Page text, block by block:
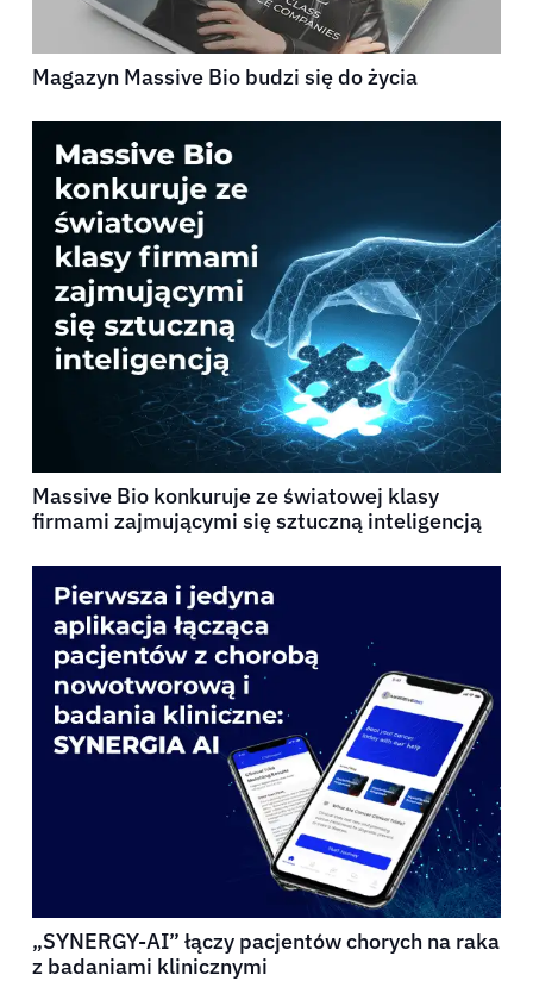
Pacjenci
Zasoby
Magazyn Massive Bio budzi się do życia
Massive Bio konkuruje ze światowej klasy
firmami zajmującymi się sztuczną inteligencją
„SYNERGY-AI” łączy pacjentów chorych na raka
z badaniami klinicznymi